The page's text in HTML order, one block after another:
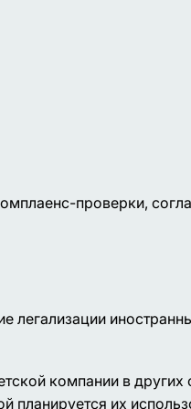
проверки,
легализации
компании в других
планируется их